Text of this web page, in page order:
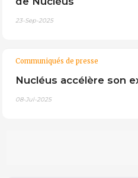
23-Sep-2025
Communiqués de presse
Nucléus accélère son
08-Jul-2025